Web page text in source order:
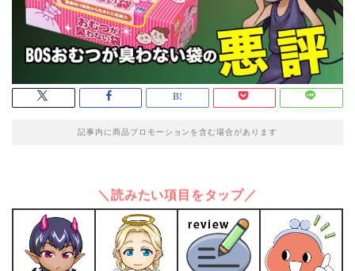
記事内に商品プロモーションを含む場合があります
＼読みたい項目をタップ／